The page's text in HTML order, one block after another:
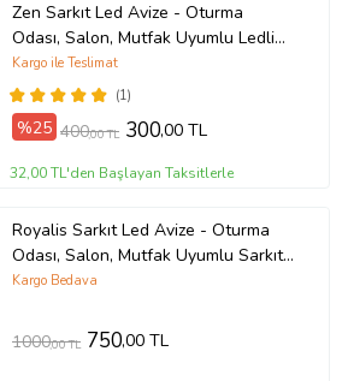
Zen Sarkıt Led Avize - Oturma
Odası, Salon, Mutfak Uyumlu Ledli
Avize (Beyaz)
(1)
Kargo ile Teslimat
%25 400,00 TL 300,00 TL
32,00 TL'den Başlayan Taksitlerle
Royalis Sarkıt Led Avize - Oturma
Odası, Salon, Mutfak Uyumlu Sarkıt
Led Avize (Krom)
Kargo Bedava
1000,00 TL 750,00 TL